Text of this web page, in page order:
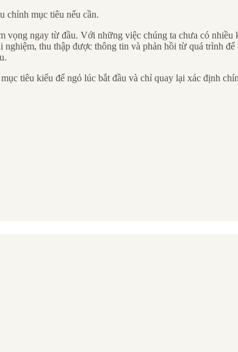
chỉnh mục tiêu nếu cần.
ngay từ đầu. Với những việc chúng ta chưa có
thu thập được thông tin và phản hồi từ quá trình
tiêu kiểu để ngỏ lúc bắt đầu và chỉ quay lại xác định